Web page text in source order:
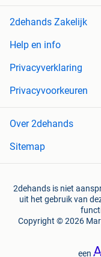
2dehands Zakelijk
Help en info
Privacyverklaring
Privacyvoorkeuren
Over 2dehands
Sitemap
2dehands is niet
uit het gebruik van
Copyright © 2026
een